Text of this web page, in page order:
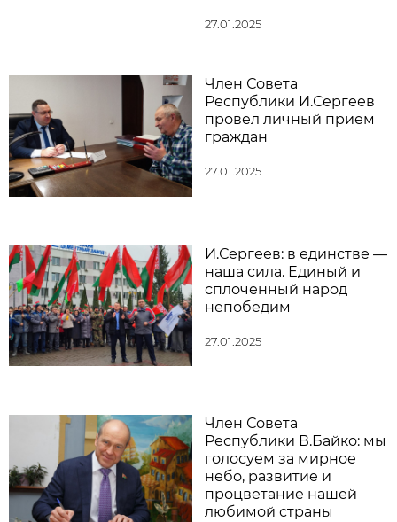
27.01.2025
Член Совета
Республики И.Сергеев
провел личный прием
граждан
27.01.2025
И.Сергеев: в единстве —
наша сила. Единый и
сплоченный народ
непобедим
27.01.2025
Член Совета
Республики В.Байко: мы
голосуем за мирное
небо, развитие и
процветание нашей
любимой страны